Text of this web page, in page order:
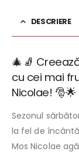
DESCRIERE
🎄🧦
cu cei mai
Nicolae! 🎅🌟
Sezonul
la fel de
Mos Nicolae